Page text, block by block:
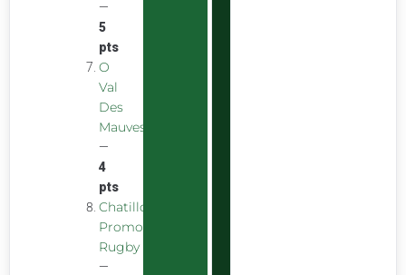
—
5
pts
O
Val
Des
Mauves
—
4
pts
Chatillon
Promotion
Rugby
—